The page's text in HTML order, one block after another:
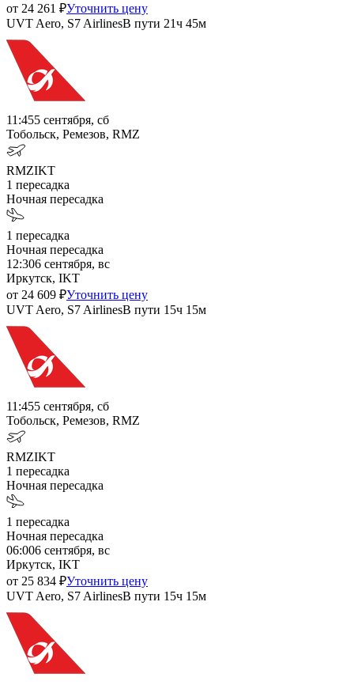
от 24 261 ₽Уточнить цену
UVT Aero, S7 AirlinesВ пути 21ч 45м
11:455 сентября, сб
Тобольск, Ремезов, RMZ
RMZIKT
1 пересадка
Ночная пересадка
1 пересадка
Ночная пересадка
12:306 сентября, вс
Иркутск, IKT
от 24 609 ₽Уточнить цену
UVT Aero, S7 AirlinesВ пути 15ч 15м
11:455 сентября, сб
Тобольск, Ремезов, RMZ
RMZIKT
1 пересадка
Ночная пересадка
1 пересадка
Ночная пересадка
06:006 сентября, вс
Иркутск, IKT
от 25 834 ₽Уточнить цену
UVT Aero, S7 AirlinesВ пути 15ч 15м